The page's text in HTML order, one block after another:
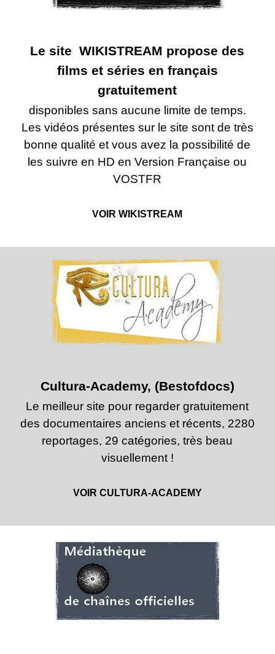
Le site WIKISTREAM propose des
films et séries en français
gratuitement
disponibles sans aucune limite de temps.
Les vidéos présentes sur le site sont de très
bonne qualité et vous avez la possibilité de
les suivre en HD en Version Française ou
VOSTFR
VOIR WIKISTREAM
Cultura-Academy, (Bestofdocs)
Le meilleur site pour regarder gratuitement
des documentaires anciens et récents, 2280
reportages, 29 catégories, très beau
visuellement !
VOIR CULTURA-ACADEMY